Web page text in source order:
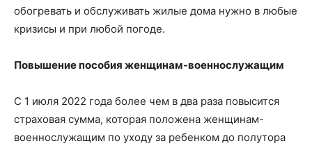
обогревать и обслуживать жилые дома нужно в любые
кризисы и при любой погоде.
Повышение пособия женщинам-военнослужащим
С 1 июля 2022 года более чем в два раза повысится
страховая сумма, которая положена женщинам-
военнослужащим по уходу за ребенком до полутора